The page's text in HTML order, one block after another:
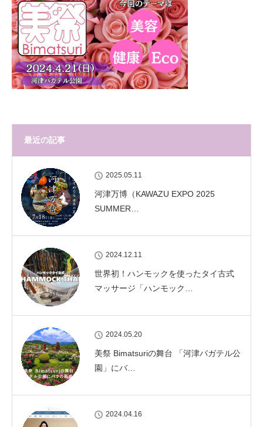
最近の記事
2025.05.11
河津万博（KAWAZU EXPO 2025
SUMMER…
2024.12.11
世界初！ハンモックを使ったタイ古式
マッサージ「ハンモック…
2024.05.20
美祭 Bimatsuriの舞台 「河津バガテル公
園」にバ…
2024.04.16